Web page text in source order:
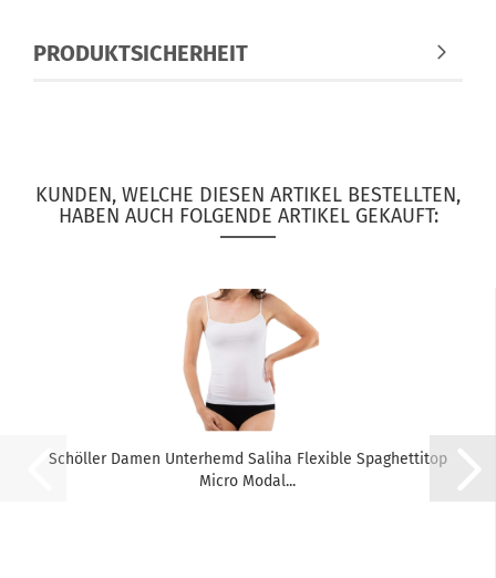
PRODUKTSICHERHEIT
KUNDEN, WELCHE DIESEN ARTIKEL BESTELLTEN,
HABEN AUCH FOLGENDE ARTIKEL GEKAUFT:
Schöller Damen Unterhemd Saliha Flexible Spaghettitop
Micro Modal...